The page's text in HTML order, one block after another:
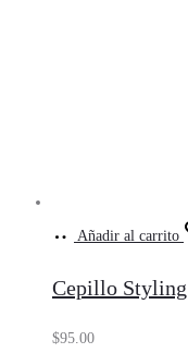
Añadir al carrito
Cepillo
$95.00